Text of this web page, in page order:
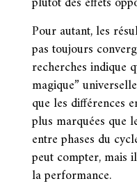
Pour autant, les
pas toujours
recherches indique
magique”
que les différences
plus marquées que
entre phases du
peut compter, mais
la performance.